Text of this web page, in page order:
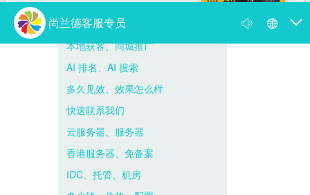
选择尚兰德
打造营销型网站建设服务商
你的网络营销为何出了问题 病根在思想上
尚兰德霸屏技术服务 营销型网站建设服务商
霸屏是什么意思，百度霸屏推广的方法与...
尚兰德带你揭开 “霸占屏幕” 的神秘面纱